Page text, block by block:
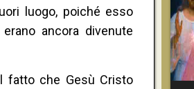
luogo, poiché esso
ancora divenute
fatto che Gesù Cristo